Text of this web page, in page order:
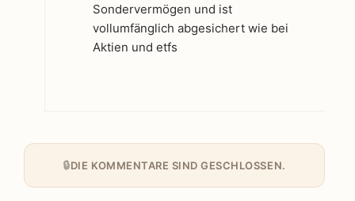
Sondervermögen und ist
vollumfänglich abgesichert wie bei
Aktien und etfs
DIE KOMMENTARE SIND GESCHLOSSEN.